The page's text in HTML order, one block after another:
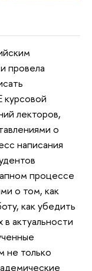
провела
лекторов,
о
написания
процессе
о том, как
как убедить
актуальности
не только